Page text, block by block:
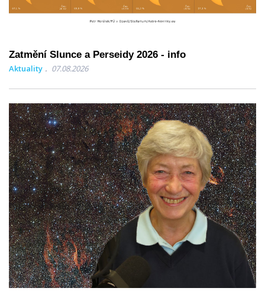
Zatmění Slunce a Perseidy 2026 - info
Aktuality 07.08.2026